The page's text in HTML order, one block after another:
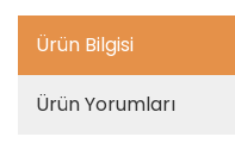
Ürün Bilgisi
Ürün Yorumları